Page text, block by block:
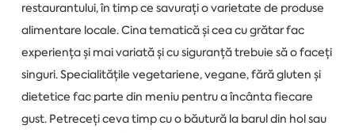
restaurantului, în timp ce savurați o varietate de produse
alimentare locale. Cina tematică și cea cu grătar fac
experiența și mai variată și cu siguranță trebuie să o faceți
singuri. Specialitățile vegetariene, vegane, fără gluten și
dietetice fac parte din meniu pentru a încânta fiecare
gust. Petreceți ceva timp cu o băutură la barul din hol sau